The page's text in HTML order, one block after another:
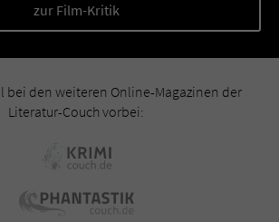
zur Film-Kritik
bei den weiteren Online-Magazinen der
Literatur-Couch vorbei: